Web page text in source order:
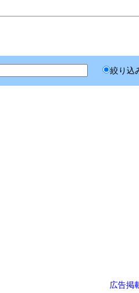
絞り込
広告掲